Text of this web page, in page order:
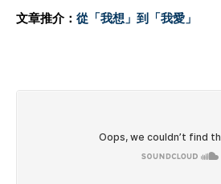
文章推介： 從「我想」到「我愛」